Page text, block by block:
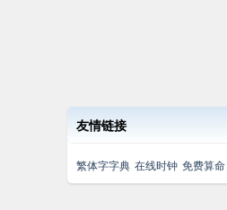
友情链接
繁体字字典 在线时钟 免费算命